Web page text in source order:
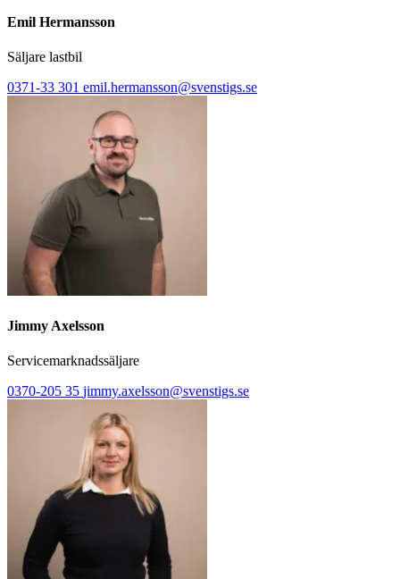
Emil Hermansson
Säljare lastbil
0371-33 301 emil.hermansson@svenstigs.se
Jimmy Axelsson
Servicemarknadssäljare
0370-205 35 jimmy.axelsson@svenstigs.se